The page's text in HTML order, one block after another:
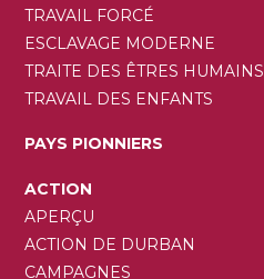
TRAVAIL FORCÉ
ESCLAVAGE MODERNE
TRAITE DES ÊTRES HUMAINS
TRAVAIL DES ENFANTS
PAYS PIONNIERS
ACTION
APERÇU
ACTION DE DURBAN
CAMPAGNES